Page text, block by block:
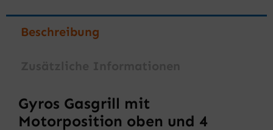
Beschreibung
Gyros Gasgrill mit
Motorposition oben und 4